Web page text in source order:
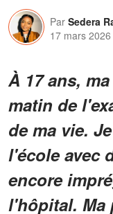
Par Sedera
17 mars 2026
À 17 ans,
matin de
de ma vie.
l'école avec
encore
l'hôpital. Ma